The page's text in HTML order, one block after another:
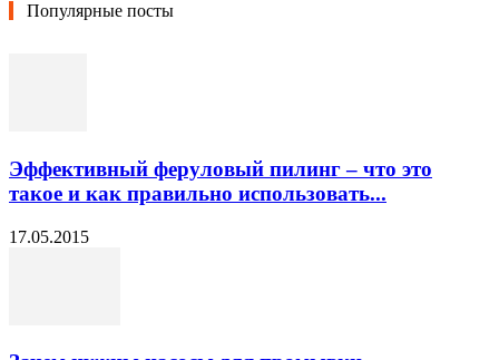
Популярные посты
Эффективный феруловый пилинг – что это
такое и как правильно использовать...
17.05.2015